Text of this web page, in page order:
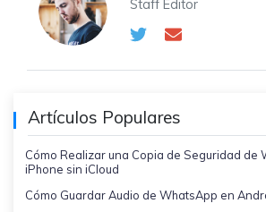
Staff Editor
Artículos Populares
Cómo Realizar una Copia de Seguridad de
iPhone sin iCloud
Cómo Guardar Audio de WhatsApp en